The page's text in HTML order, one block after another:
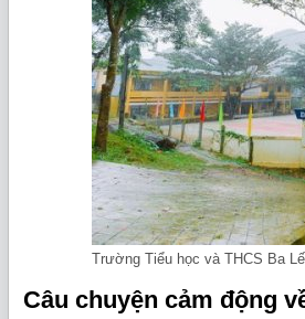
Trường Tiểu học và THCS Ba Lế
Câu chuyện cảm động